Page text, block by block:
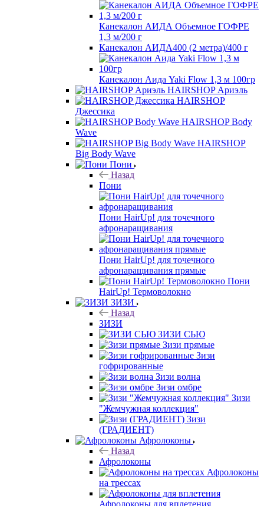
Канекалон АИДА Объемное ГОФРЕ
1,3 м/200 г
Канекалон АИДА400 (2 метра)/400 г
Канекалон Аида Yaki Flow 1,3 м 100гр
HAIRSHOP Ариэль
HAIRSHOP
Джессика
HAIRSHOP Body
Wave
HAIRSHOP
Big Body Wave
Пони
Назад
Пони
Пони HairUp! для точечного
афронаращивания
Пони HairUp! для точечного
афронаращивания прямые
Пони
HairUp! Термоволокно
ЗИЗИ
Назад
ЗИЗИ
ЗИЗИ СЬЮ
Зизи прямые
Зизи
гофрированные
Зизи волна
Зизи омбре
Зизи
"Жемчужная коллекция"
Зизи
(ГРАДИЕНТ)
Афролоконы
Назад
Афролоконы
Афролоконы
на трессах
Афролоконы для вплетения